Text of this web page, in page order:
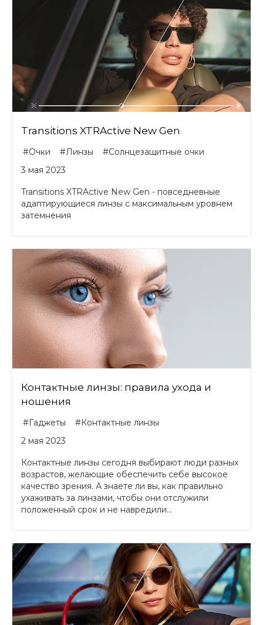
Transitions XTRActive New Gen
#Очки #Линзы
#Солнцезащитные очки
3 мая 2023
Transitions XTRAсtive New Gen - повседневные
адаптирующиеся линзы c максимальным уровнем
затемнения
Контактные линзы: правила ухода и
ношения
#Гаджеты
#Контактные линзы
2 мая 2023
Контактные линзы сегодня выбирают люди разных
возрастов, желающие обеспечить себе высокое
качество зрения. А знаете ли вы, как правильно
ухаживать за линзами, чтобы они отслужили
положенный срок и не навредили...